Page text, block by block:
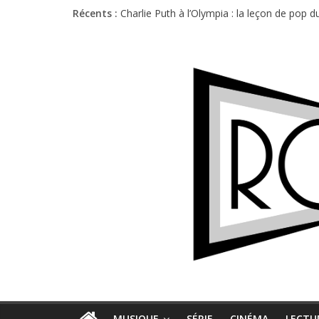
Récents : Charlie Puth à l’Olympia : la leçon de pop
Première édition du Midgard Festival :